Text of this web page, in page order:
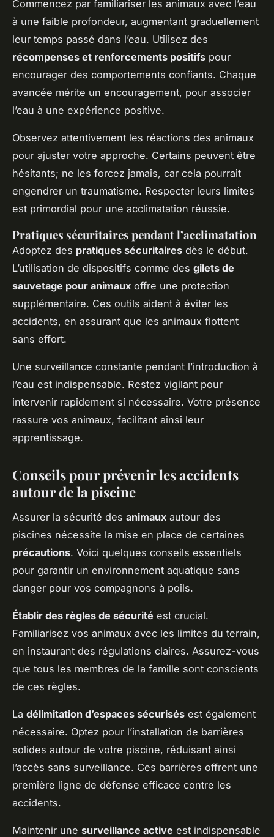
Commencez par familiariser les animaux avec l’eau
à une faible profondeur, augmentant graduellement
leur temps passé dans l’eau. Utilisez des
récompenses et renforcements positifs pour
encourager des comportements confiants. Chaque
avancée mérite un encouragement, pour associer
l’eau à une expérience positive.
Observez attentivement les réactions des animaux
pour ajuster votre approche. Certains peuvent être
hésitants; ne les forcez jamais, car cela pourrait
engendrer un traumatisme. Respecter leurs limites
est primordial pour une acclimatation réussie.
Pratiques sécuritaires pendant l’acclimatation
Adoptez des pratiques sécuritaires dès le début.
L’utilisation de dispositifs comme des gilets de
sauvetage pour animaux offre une protection
supplémentaire. Ces outils aident à éviter les
accidents, en assurant que les animaux flottent
sans effort.
Une surveillance constante pendant l’introduction à
l’eau est indispensable. Restez vigilant pour
intervenir rapidement si nécessaire. Votre présence
rassure vos animaux, facilitant ainsi leur
apprentissage.
Conseils pour prévenir les accidents
autour de la piscine
Assurer la sécurité des animaux autour des
piscines nécessite la mise en place de certaines
précautions. Voici quelques conseils essentiels
pour garantir un environnement aquatique sans
danger pour vos compagnons à poils.
Établir des règles de sécurité est crucial.
Familiarisez vos animaux avec les limites du terrain,
en instaurant des régulations claires. Assurez-vous
que tous les membres de la famille sont conscients
de ces règles.
La délimitation d’espaces sécurisés est également
nécessaire. Optez pour l’installation de barrières
solides autour de votre piscine, réduisant ainsi
l’accès sans surveillance. Ces barrières offrent une
première ligne de défense efficace contre les
accidents.
Maintenir une surveillance active est indispensable